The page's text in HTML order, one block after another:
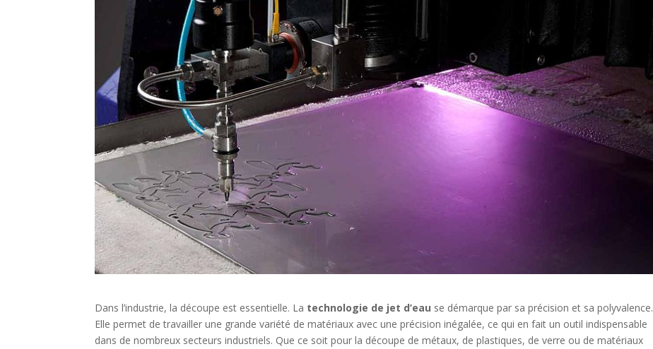
Dans l’industrie, la découpe est essentielle. La technologie de jet d’eau se démarque par sa précision et sa polyvalence.
Elle permet de travailler une grande variété de matériaux avec une précision inégalée, ce qui en fait un outil indispensable
dans de nombreux secteurs industriels. Que ce soit pour la découpe de métaux, de plastiques, de verre ou de matériaux